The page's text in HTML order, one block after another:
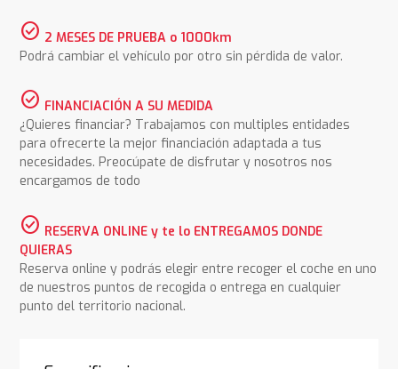
check_circle 2 MESES DE PRUEBA o 1000km
Podrá cambiar el vehículo por otro sin pérdida de valor.
check_circle FINANCIACIÓN A SU MEDIDA
¿Quieres financiar? Trabajamos con multiples entidades
para ofrecerte la mejor financiación adaptada a tus
necesidades. Preocúpate de disfrutar y nosotros nos
encargamos de todo
check_circle RESERVA ONLINE y te lo ENTREGAMOS DONDE
QUIERAS
Reserva online y podrás elegir entre recoger el coche en uno
de nuestros puntos de recogida o entrega en cualquier
punto del territorio nacional.